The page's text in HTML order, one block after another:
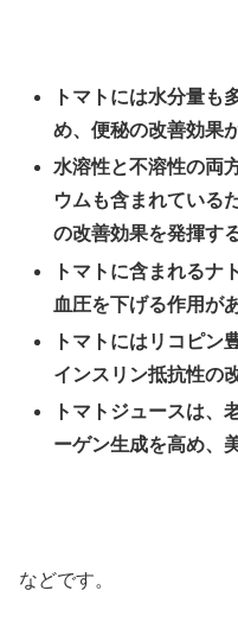
トマトには水分量も
め、便秘の改善効果
水溶性と不溶性の両
ウムも含まれている
の改善効果を発揮す
トマトに含まれるナ
血圧を下げる作用が
トマトにはリコピン
インスリン抵抗性の
トマトジュースは、
ーゲン生成を高め、
などです。